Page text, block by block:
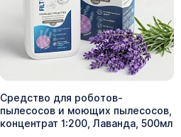
Средство для роботов-
пылесосов и моющих пылесосов,
концентрат 1:200, Лаванда, 500мл